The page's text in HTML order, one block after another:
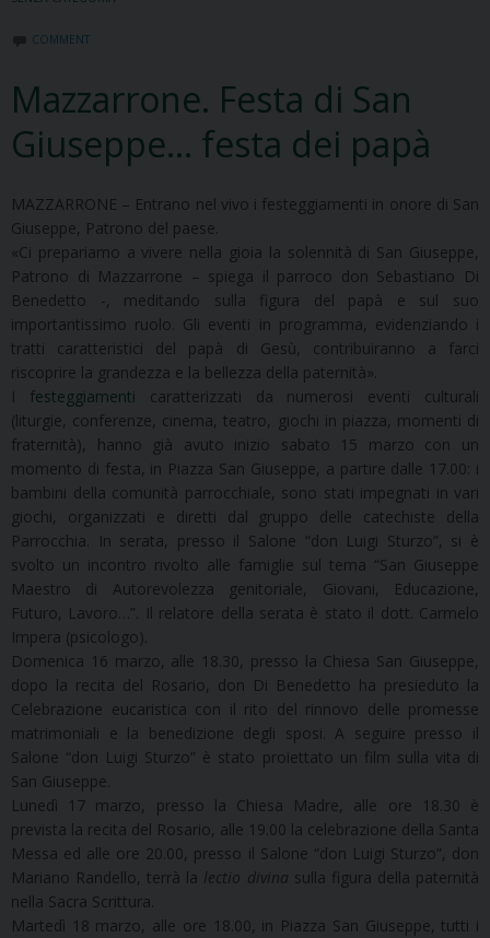
COMMENT
Mazzarrone. Festa di San
Giuseppe… festa dei papà
MAZZARRONE – Entrano nel vivo i festeggiamenti in onore di San
Giuseppe, Patrono del paese.
«Ci prepariamo a vivere nella gioia la solennità di San Giuseppe,
Patrono di Mazzarrone – spiega il parroco don Sebastiano Di
Benedetto -, meditando sulla figura del papà e sul suo
importantissimo ruolo. Gli eventi in programma, evidenziando i
tratti caratteristici del papà di Gesù, contribuiranno a farci
riscoprire la grandezza e la bellezza della paternità».
I festeggiamenti caratterizzati da numerosi eventi culturali
(liturgie, conferenze, cinema, teatro, giochi in piazza, momenti di
fraternità), hanno già avuto inizio sabato 15 marzo con un
momento di festa, in Piazza San Giuseppe, a partire dalle 17.00: i
bambini della comunità parrocchiale, sono stati impegnati in vari
giochi, organizzati e diretti dal gruppo delle catechiste della
Parrocchia. In serata, presso il Salone “don Luigi Sturzo”, si è
svolto un incontro rivolto alle famiglie sul tema “San Giuseppe
Maestro di Autorevolezza genitoriale, Giovani, Educazione,
Futuro, Lavoro…”. Il relatore della serata è stato il dott. Carmelo
Impera (psicologo).
Domenica 16 marzo, alle 18.30, presso la Chiesa San Giuseppe,
dopo la recita del Rosario, don Di Benedetto ha presieduto la
Celebrazione eucaristica con il rito del rinnovo delle promesse
matrimoniali e la benedizione degli sposi. A seguire presso il
Salone “don Luigi Sturzo” è stato proiettato un film sulla vita di
San Giuseppe.
Lunedì 17 marzo, presso la Chiesa Madre, alle ore 18.30 è
prevista la recita del Rosario, alle 19.00 la celebrazione della Santa
Messa ed alle ore 20.00, presso il Salone “don Luigi Sturzo”, don
Mariano Randello, terrà la lectio divina sulla figura della paternità
nella Sacra Scrittura.
Martedì 18 marzo, alle ore 18.00, in Piazza San Giuseppe, tutti i